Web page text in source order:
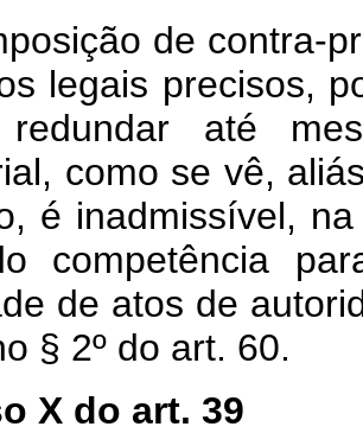
de contra-
legais precisos,
redundar até
como se vê,
é inadmissível,
competência
de atos de
§ 2º do art. 60.
X do art. 39